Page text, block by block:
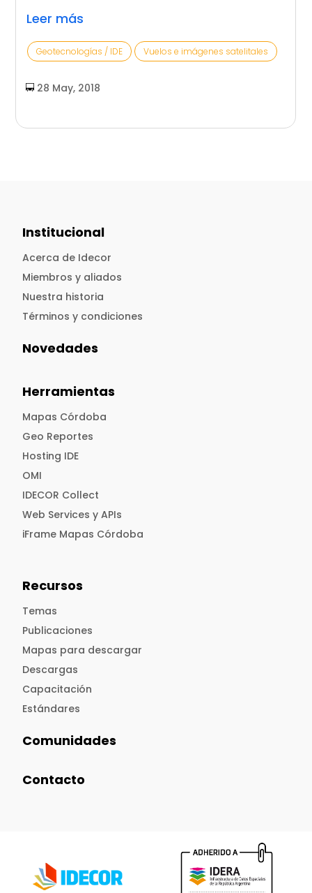
Leer más
Geotecnologías / IDE Vuelos e imágenes satelitales
28 May, 2018
Institucional
Acerca de Idecor
Miembros y aliados
Nuestra historia
Términos y condiciones
Novedades
Herramientas
Mapas Córdoba
Geo Reportes
Hosting IDE
OMI
IDECOR Collect
Web Services y APIs
iFrame Mapas Córdoba
Recursos
Temas
Publicaciones
Mapas para descargar
Descargas
Capacitación
Estándares
Comunidades
Contacto